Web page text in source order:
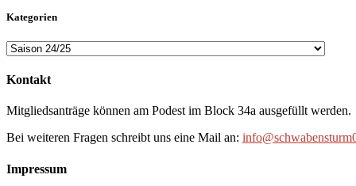
Kategorien
Kategorien
Kontakt
Mitgliedsanträge können am Podest im Block 34a ausgefüllt werden.
Bei weiteren Fragen schreibt uns eine Mail an:
Impressum